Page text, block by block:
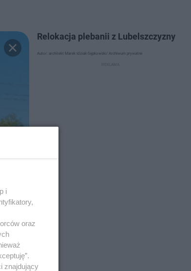
Relokacja plebanii z Lubelszczyzny
Autor: architekt Marek Idziak-Sępkowski/ Archiwum prywatne
i
oraz
znajdujący